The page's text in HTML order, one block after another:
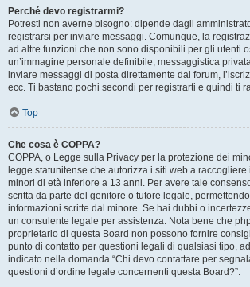
Perché devo registrarmi?
Potresti non averne bisogno: dipende dagli
registrarsi per inviare messaggi. Comunque, la
ad altre funzioni che non sono disponibili per gli utenti
un’immagine personale definibile, messaggistica
inviare messaggi di posta direttamente dal forum,
ecc. Ti bastano pochi secondi per registrarti e quindi ti
Top
Che cosa è COPPA?
COPPA, o Legge sulla Privacy per la protezione dei
legge statunitense che autorizza i siti web a
minori di età inferiore a 13 anni. Per avere tale
scritta da parte del genitore o tutore legale,
informazioni scritte dal minore. Se hai dubbi o
un consulente legale per assistenza. Nota bene che
proprietario di questa Board non possono fornire
punto di contatto per questioni legali di qualsiasi tipo,
indicato nella domanda “Chi devo contattare per
questioni d’ordine legale concernenti questa Board?”.